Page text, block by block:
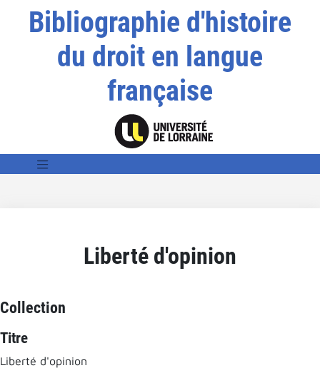
Bibliographie d'histoire
du droit en langue
française
Liberté d'opinion
Collection
Titre
Liberté d'opinion